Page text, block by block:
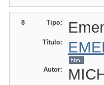
8 Tipo:
Título:
Autor: